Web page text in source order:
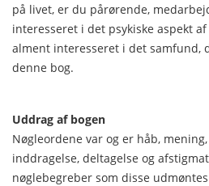
på livet, er du pårørende,
interesseret i det psykiske aspekt
alment interesseret i det samfund,
denne bog.
Uddrag af bogen
Nøgleordene var og er håb,
inddragelse, deltagelse og
nøglebegreber som disse